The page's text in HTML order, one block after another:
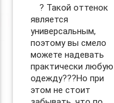
⠀ ? Такой оттенок
является
универсальным,
поэтому вы смело
можете надевать
практически любую
одежду???Но при
этом не стоит